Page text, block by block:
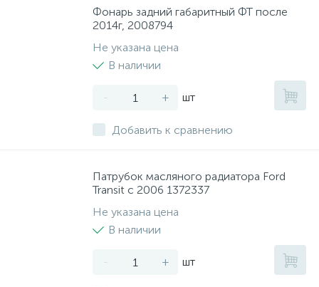
Фонарь задний габаритный ФТ после
2014г, 2008794
Не указана цена
В наличии
- + шт
Добавить к сравнению
Патрубок масляного радиатора Ford
Transit с 2006 1372337
Не указана цена
В наличии
- + шт